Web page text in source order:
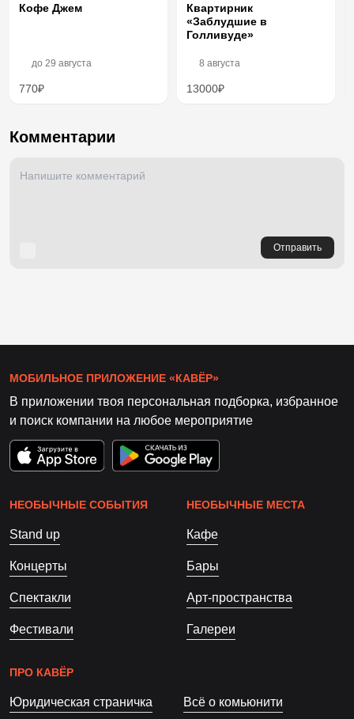
Кофе Джем
до 29 августа
770₽
Квартирник
«Заблудшие в
Голливуде»
8 августа
13000₽
Комментарии
Отправить
МОБИЛЬНОЕ ПРИЛОЖЕНИЕ «КАВЁР»
В приложении твоя персональная подборка, избранное
и поиск компании на любое мероприятие
НЕОБЫЧНЫЕ СОБЫТИЯ
Stand up
Концерты
Спектакли
Фестивали
НЕОБЫЧНЫЕ МЕСТА
Кафе
Бары
Арт-пространства
Галереи
ПРО КАВЁР
Юридическая страничка Всё о комьюнити